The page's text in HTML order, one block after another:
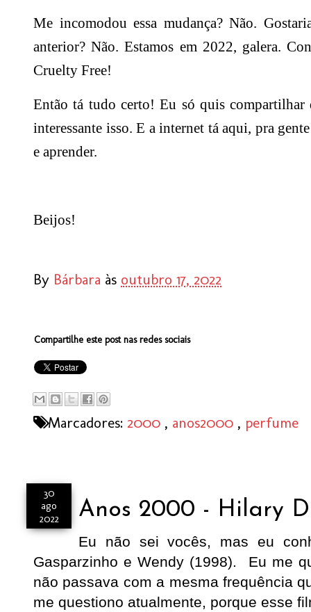
Me incomodou essa mudança? Não.
anterior? Não. Estamos em 2022, galera.
Cruelty Free!
Então tá tudo certo! Eu só quis
interessante isso. E a internet tá aqui, pra
e aprender.
Beijos!
By Bárbara às outubro 17, 2022
Compartilhe este post nas redes sociais
Marcadores: 2000 , anos2000 , perfume
30
ago
2022
Anos 2000 - Hilary
Eu não sei vocês, mas eu
Gasparzinho e Wendy (1998). Eu me
não passava com a mesma frequência
me questiono atualmente, porque esse